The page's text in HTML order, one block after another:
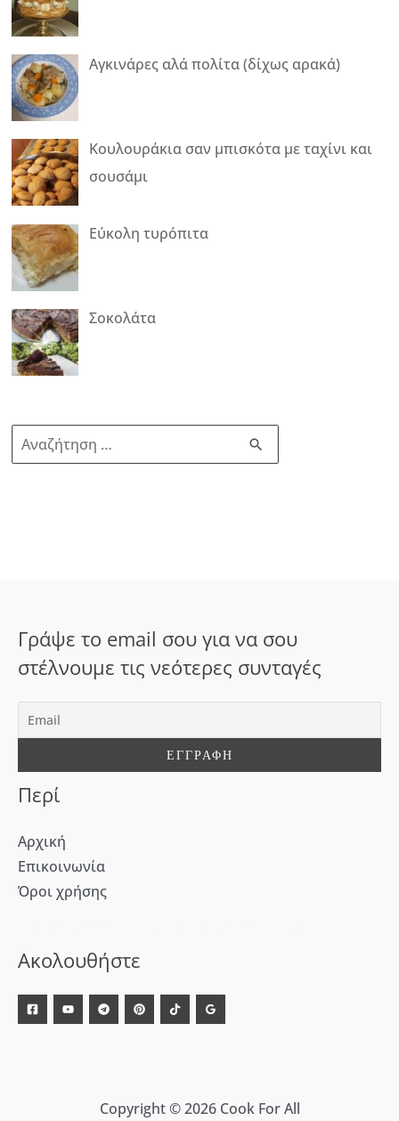
Αγκινάρες αλά πολίτα (δίχως αρακά)
Κουλουράκια σαν μπισκότα με ταχίνι και
σουσάμι
Εύκολη τυρόπιτα
Σοκολάτα
ν
σ
α
Γράψε το email σου για να σου
στέλνουμε τις νεότερες συνταγές
Περί
Αρχική
Επικοινωνία
Όροι χρήσης
Ακολουθήστε
Copyright © 2026 Cook For All